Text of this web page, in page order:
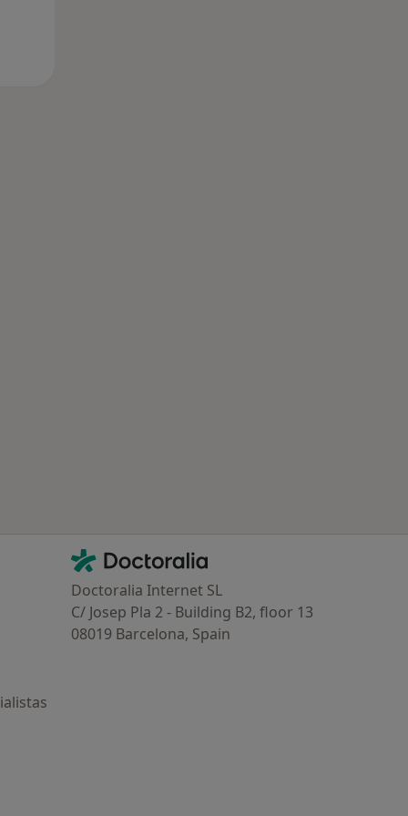
Contacto
Doctoralia - Página de inicio
Doctoralia Internet SL
C/ Josep Pla 2 - Building B2, floor 13
08019 Barcelona, Spain